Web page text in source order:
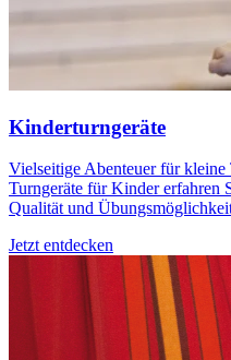
Kinderturngeräte
Vielseitige Abenteuer für
Turngeräte für Kinder erfahren
Qualität und
Jetzt entdecken